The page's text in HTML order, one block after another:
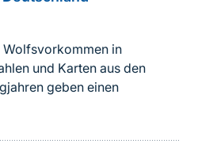
in
und Karten aus den
geben einen